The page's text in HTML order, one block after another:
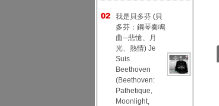
我是貝多芬 (貝
多芬：鋼琴奏鳴
曲─悲愴、月
光、熱情) Je
Suis
Beethoven
(Beethoven:
Pathetique,
Moonlight,